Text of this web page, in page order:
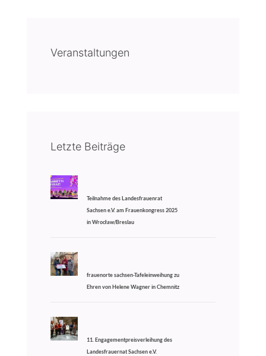
Veranstaltungen
Letzte Beiträge
Teilnahme des Landesfrauenrat
Sachsen e.V. am Frauenkongress 2025
in Wrocław/Breslau
frauenorte sachsen-Tafeleinweihung zu
Ehren von Helene Wagner in Chemnitz
11. Engagementpreisverleihung des
Landesfrauernat Sachsen e.V.